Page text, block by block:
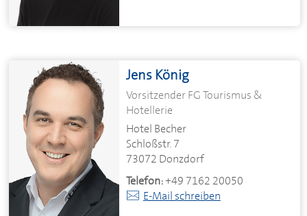
Jens König
Vorsitzender FG Tourismus &
Hotellerie
Hotel Becher
Schloßstr. 7
73072 Donzdorf
Telefon:+49 7162 20050
E-Mail schreiben